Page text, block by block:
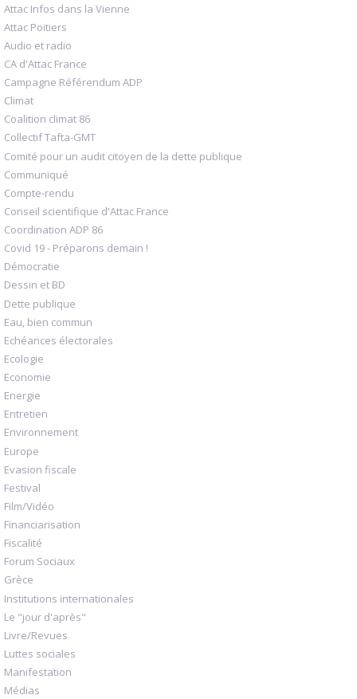
Attac Infos dans la Vienne
Attac Poitiers
Audio et radio
CA d'Attac France
Campagne Référendum ADP
Climat
Coalition climat 86
Collectif Tafta-GMT
Comité pour un audit citoyen de la dette publique
Communiqué
Compte-rendu
Conseil scientifique d'Attac France
Coordination ADP 86
Covid 19 - Préparons demain !
Démocratie
Dessin et BD
Dette publique
Eau, bien commun
Echéances électorales
Ecologie
Economie
Energie
Entretien
Environnement
Europe
Evasion fiscale
Festival
Film/Vidéo
Financiarisation
Fiscalité
Forum Sociaux
Grèce
Institutions internationales
Le "jour d'après"
Livre/Revues
Luttes sociales
Manifestation
Médias